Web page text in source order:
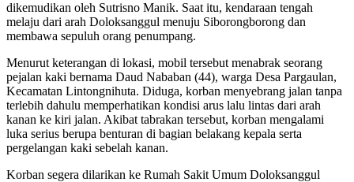
dikemudikan oleh Sutrisno Manik. Saat itu, kendaraan tengah
melaju dari arah Doloksanggul menuju Siborongborong dan
membawa sepuluh orang penumpang.
Menurut keterangan di lokasi, mobil tersebut menabrak seorang
pejalan kaki bernama Daud Nababan (44), warga Desa Pargaulan,
Kecamatan Lintongnihuta. Diduga, korban menyebrang jalan tanpa
terlebih dahulu memperhatikan kondisi arus lalu lintas dari arah
kanan ke kiri jalan. Akibat tabrakan tersebut, korban mengalami
luka serius berupa benturan di bagian belakang kepala serta
pergelangan kaki sebelah kanan.
Korban segera dilarikan ke Rumah Sakit Umum Doloksanggul